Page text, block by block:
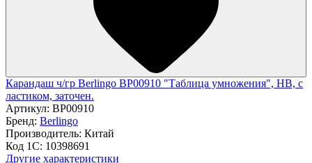
Карандаш ч/гр Berlingo BP00910 "Таблица умножения", HB, c
ластиком, заточен.
Артикул: BP00910
Бренд: Berlingo
Производитель: Китай
Код 1С: 10398691
Другие характеристики